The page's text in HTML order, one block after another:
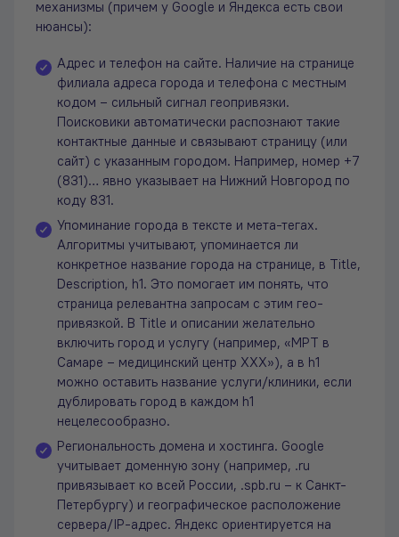
механизмы (причем у Google и Яндекса есть свои
нюансы):
Адрес и телефон на сайте. Наличие на странице
филиала адреса города и телефона с местным
кодом – сильный сигнал геопривязки.
Поисковики автоматически распознают такие
контактные данные и связывают страницу (или
сайт) с указанным городом. Например, номер +7
(831)… явно указывает на Нижний Новгород по
коду 831.
Упоминание города в тексте и мета-тегах.
Алгоритмы учитывают, упоминается ли
конкретное название города на странице, в Title,
Description, h1. Это помогает им понять, что
страница релевантна запросам с этим гео-
привязкой. В Title и описании желательно
включить город и услугу (например, «МРТ в
Самаре – медицинский центр ХХХ»), а в h1
можно оставить название услуги/клиники, если
дублировать город в каждом h1
нецелесообразно.
Региональность домена и хостинга. Google
учитывает доменную зону (например, .ru
привязывает ко всей России, .spb.ru – к Санкт-
Петербургу) и географическое расположение
сервера/IP-адрес. Яндекс ориентируется на